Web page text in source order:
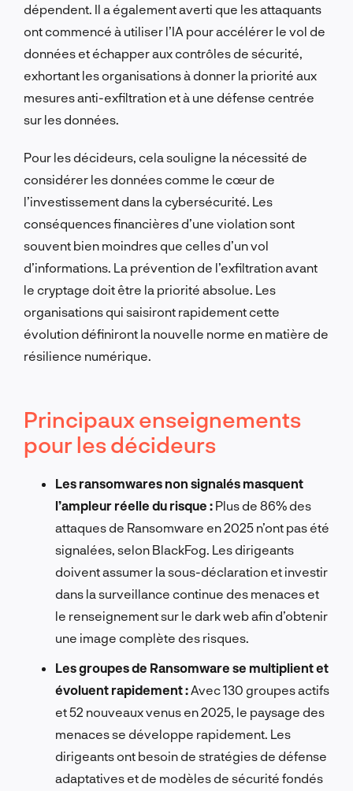
dépendent. Il a également averti que les attaquants
ont commencé à utiliser l’IA pour accélérer le vol de
données et échapper aux contrôles de sécurité,
exhortant les organisations à donner la priorité aux
mesures anti-exfiltration et à une défense centrée
sur les données.
Pour les décideurs, cela souligne la nécessité de
considérer les données comme le cœur de
l’investissement dans la cybersécurité. Les
conséquences financières d’une violation sont
souvent bien moindres que celles d’un vol
d’informations. La prévention de l’exfiltration avant
le cryptage doit être la priorité absolue. Les
organisations qui saisiront rapidement cette
évolution définiront la nouvelle norme en matière de
résilience numérique.
Principaux enseignements
pour les décideurs
Les ransomwares non signalés masquent
l’ampleur réelle du risque : Plus de 86% des
attaques de Ransomware en 2025 n’ont pas été
signalées, selon BlackFog. Les dirigeants
doivent assumer la sous-déclaration et investir
dans la surveillance continue des menaces et
le renseignement sur le dark web afin d’obtenir
une image complète des risques.
Les groupes de Ransomware se multiplient et
évoluent rapidement : Avec 130 groupes actifs
et 52 nouveaux venus en 2025, le paysage des
menaces se développe rapidement. Les
dirigeants ont besoin de stratégies de défense
adaptatives et de modèles de sécurité fondés